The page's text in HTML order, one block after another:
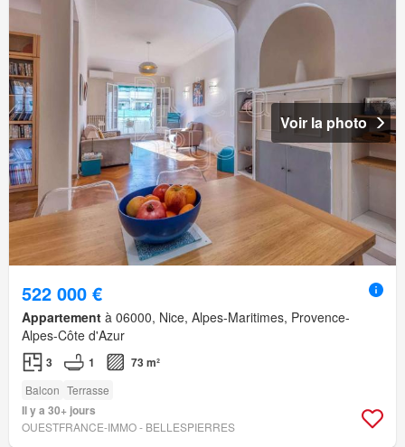
Voir la photo
522 000 €
Appartement à 06000, Nice, Alpes-Maritimes, Provence-
Alpes-Côte d'Azur
3 1 73 m²
Balcon Terrasse
Il y a 30+ jours
OUESTFRANCE-IMMO - BELLESPIERRES